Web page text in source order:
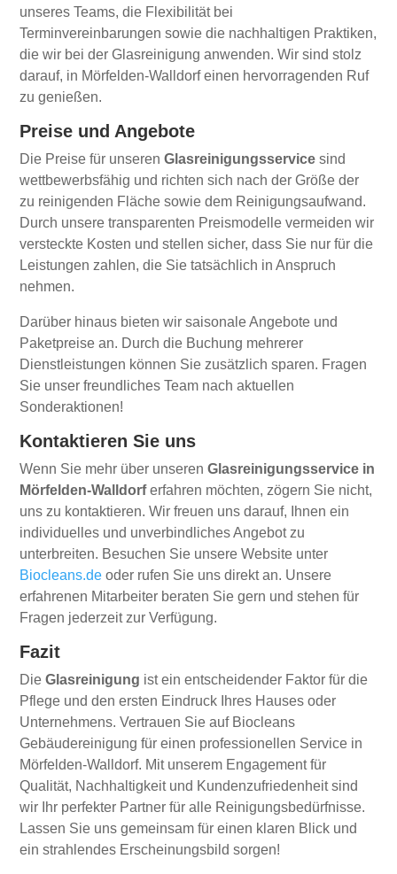
unseres Teams, die Flexibilität bei
Terminvereinbarungen sowie die nachhaltigen Praktiken,
die wir bei der Glasreinigung anwenden. Wir sind stolz
darauf, in Mörfelden-Walldorf einen hervorragenden Ruf
zu genießen.
Preise und Angebote
Die Preise für unserenGlasreinigungsservice sind
wettbewerbsfähig und richten sich nach der Größe der
zu reinigenden Fläche sowie dem Reinigungsaufwand.
Durch unsere transparenten Preismodelle vermeiden wir
versteckte Kosten und stellen sicher, dass Sie nur für die
Leistungen zahlen, die Sie tatsächlich in Anspruch
nehmen.
Darüber hinaus bieten wir saisonale Angebote und
Paketpreise an. Durch die Buchung mehrerer
Dienstleistungen können Sie zusätzlich sparen. Fragen
Sie unser freundliches Team nach aktuellen
Sonderaktionen!
Kontaktieren Sie uns
Wenn Sie mehr über unserenGlasreinigungsservice in
Mörfelden-Walldorferfahren möchten, zögern Sie nicht,
uns zu kontaktieren. Wir freuen uns darauf, Ihnen ein
individuelles und unverbindliches Angebot zu
unterbreiten. Besuchen Sie unsere Website unter
Biocleans.de oder rufen Sie uns direkt an. Unsere
erfahrenen Mitarbeiter beraten Sie gern und stehen für
Fragen jederzeit zur Verfügung.
Fazit
DieGlasreinigung ist ein entscheidender Faktor für die
Pflege und den ersten Eindruck Ihres Hauses oder
Unternehmens. Vertrauen Sie auf Biocleans
Gebäudereinigung für einen professionellen Service in
Mörfelden-Walldorf. Mit unserem Engagement für
Qualität, Nachhaltigkeit und Kundenzufriedenheit sind
wir Ihr perfekter Partner für alle Reinigungsbedürfnisse.
Lassen Sie uns gemeinsam für einen klaren Blick und
ein strahlendes Erscheinungsbild sorgen!